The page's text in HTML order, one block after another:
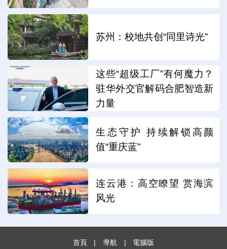
苏州：校地共创“同里诗光”
这些“超级工厂”有何魔力？
驻华外交官解码合肥智造新
力量
生态守护 持续解锁高颜
值“重庆蓝”
连云港：高空瞭望 赏海滨
风光
首頁 | 導航 | 電腦版